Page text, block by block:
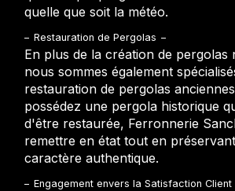
quelle que soit la météo.
Restauration de Pergolas
En plus de la création de pergolas
nous sommes également
restauration de pergolas
possédez une pergola historique
d'être restaurée, Ferronnerie
remettre en état tout en
caractère authentique.
Engagement envers la Satisfaction Client